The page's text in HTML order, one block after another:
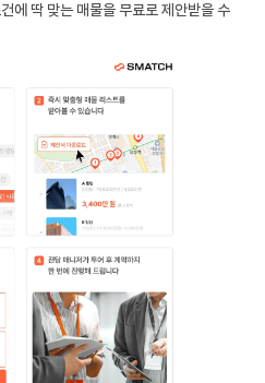
에 딱 맞는 매물을 무료로 제안받을 수